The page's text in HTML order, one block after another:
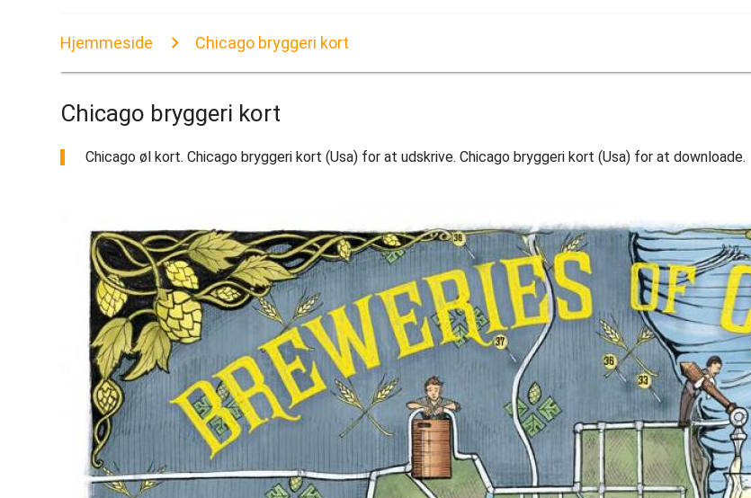
Hjemmeside Chicago bryggeri kort
Chicago bryggeri kort
Chicago øl kort. Chicago bryggeri kort (Usa) for at udskrive. Chicago bryggeri kort (Usa) for at downloade.